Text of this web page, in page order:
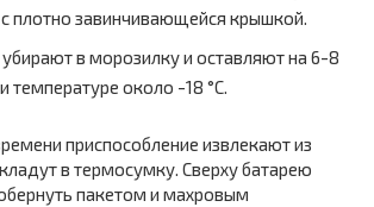
плотно завинчивающейся крышкой.
в морозилку и оставляют на 6-8
температуре около -18 °С.
приспособление извлекают из
в термосумку. Сверху батарею
пакетом и махровым